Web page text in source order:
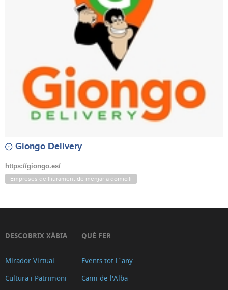
Giongo Delivery
https://giongo.es/
Empreses de lliurament de menjar a domicili
DESCOBRIX XÀBIA
Mirador Virtual
Cultura i Patrimoni
QUÈ FER
Events tot l´any
Cami de l'Alba